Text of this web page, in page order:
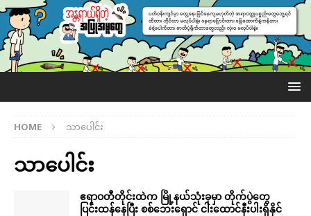
HOME သာပေါင်း
သာပေါင်း
ဧရာဝတီတိုင်းထဲက မြို့နယ်သုံးခုမှာ တိုက်ပွဲတွေ
ပြင်းထန်နေပြီး စစ်ဘေးရှောင် ငါးထောင်နီးပါးရှိနိုင်